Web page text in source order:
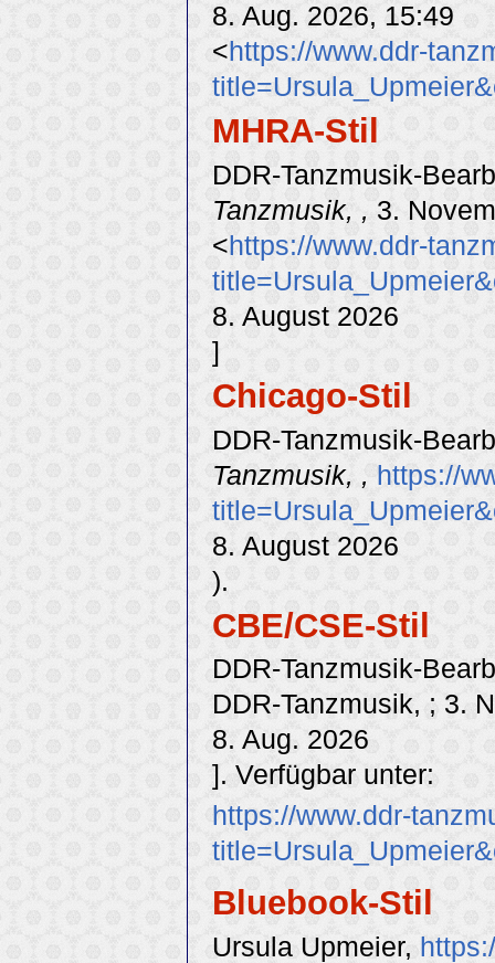
8. Aug. 2026, 15:49
<https://www.ddr-
MHRA-Stil
DDR-Tanzmusik-
Tanzmusik, , 3.
<https://www.ddr-
8. August 2026
]
Chicago-Stil
DDR-Tanzmusik-
Tanzmusik, , https://
8. August 2026
).
CBE/CSE-Stil
DDR-Tanzmusik-
DDR-Tanzmusik, ; 3.
8. Aug. 2026
]. Verfügbar unter:
https://www.ddr-
Bluebook-Stil
Ursula Upmeier,